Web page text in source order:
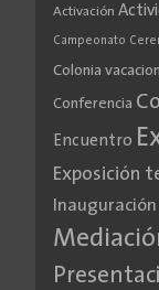
Activación
Campeonato
Colonia
Conferencia
Encuentro
Exposición
Inauguración